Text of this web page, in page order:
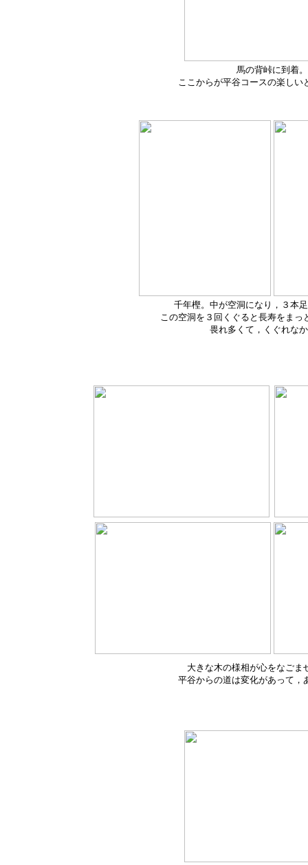
馬の背峠に到着。
ここからが平谷コースの楽しい
千年樫。中が空洞になり，３本
この空洞を３回くぐると長寿をまっ
畏れ多くて，くぐれな
大きな木の様相が心をなごま
平谷からの道は変化があって，